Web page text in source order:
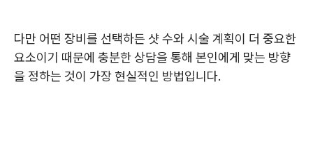
다만 어떤 장비를 선택하든 샷 수와 시술 계획이 더 중요한
요소이기 때문에 충분한 상담을 통해 본인에게 맞는 방향
을 정하는 것이 가장 현실적인 방법입니다.